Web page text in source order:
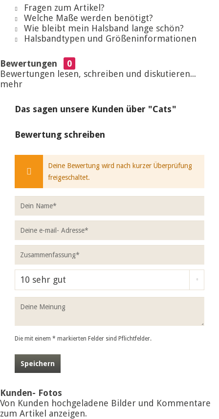
Fragen zum Artikel?
Welche Maße werden benötigt?
Wie bleibt mein Halsband lange schön?
Halsbandtypen und Größeninformationen
Bewertungen
0
Bewertungen lesen, schreiben und diskutieren...
mehr
Das sagen unsere Kunden über "Cats"
Bewertung schreiben
Deine Bewertung wird nach kurzer Überprüfung
freigeschaltet.
Die mit einem * markierten Felder sind Pflichtfelder.
Speichern
Kunden- Fotos
Von Kunden hochgeladene Bilder und Kommentare
zum Artikel anzeigen.